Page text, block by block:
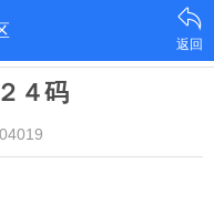
返回
４码